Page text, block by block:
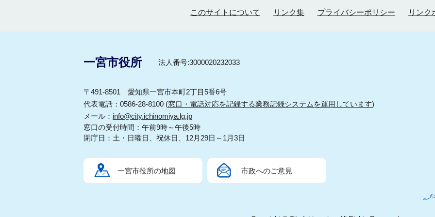
このサイトについて リンク集 プライバシーポリシー リンク
一宮市役所 法人番号:3000020232033
〒491-8501 愛知県一宮市本町2丁目5番6号
代表電話：0586-28-8100 (窓口・電話対応を記録する業務記録システムを運用しています)
メール： info@city.ichinomiya.lg.jp
窓口の受付時間：午前9時～午後5時
閉庁日：土・日曜日、祝休日、12月29日～1月3日
一宮市役所の地図 市政へのご意見